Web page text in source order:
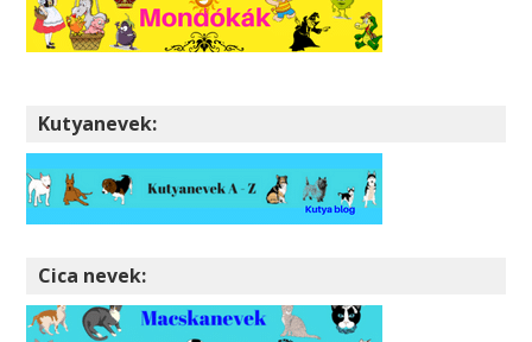
Kutyanevek:
Cica nevek: